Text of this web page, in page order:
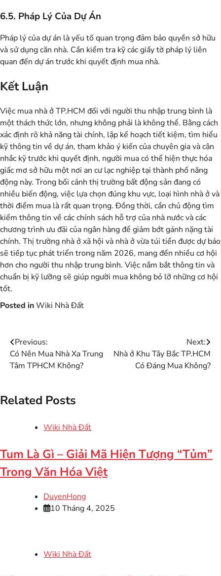
6.5. Pháp Lý Của Dự Án
Pháp lý của dự án là yếu tố quan trọng đảm bảo quyền sở hữu
và sử dụng căn nhà. Cần kiểm tra kỹ các giấy tờ pháp lý liên
quan đến dự án trước khi quyết định mua nhà.
Kết Luận
Việc mua nhà ở TP.HCM đối với người thu nhập trung bình là
một thách thức lớn, nhưng không phải là không thể. Bằng cách
xác định rõ khả năng tài chính, lập kế hoạch tiết kiệm, tìm hiểu
kỹ thông tin về dự án, tham khảo ý kiến của chuyên gia và cân
nhắc kỹ trước khi quyết định, người mua có thể hiện thực hóa
giấc mơ sở hữu một nơi an cư lạc nghiệp tại thành phố năng
động này. Trong bối cảnh thị trường bất động sản đang có
nhiều biến động, việc lựa chọn đúng khu vực, loại hình nhà ở và
thời điểm mua là rất quan trọng. Đồng thời, cần chủ động tìm
kiếm thông tin về các chính sách hỗ trợ của nhà nước và các
chương trình ưu đãi của ngân hàng để giảm bớt gánh nặng tài
chính. Thị trường nhà ở xã hội và nhà ở vừa túi tiền được dự báo
sẽ tiếp tục phát triển trong năm 2026, mang đến nhiều cơ hội
hơn cho người thu nhập trung bình. Việc nắm bắt thông tin và
chuẩn bị kỹ lưỡng sẽ giúp người mua không bỏ lỡ những cơ hội
tốt.
Posted inWiki Nhà Đất
Điều
hướng
viết
Previous:
Có Nên Mua Nhà Xa Trung
Tâm TPHCM Không?
Next:
Nhà ở Khu Tây Bắc TP.HCM
Có Đáng Mua Không?
Related Posts
Wiki Nhà Đất
Tum Là Gì – Giải Mã Hiện Tượng “Tủm”
Trong Văn Hóa Việt
DuyenHong
10 Tháng 4, 2025
Wiki Nhà Đất